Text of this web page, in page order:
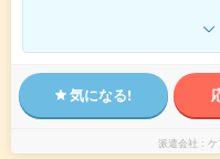
気になる!
派遣会社 ケ